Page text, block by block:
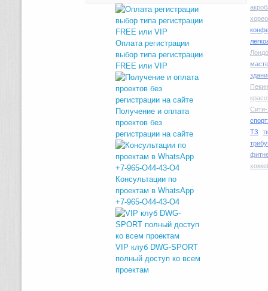
Оплата регистрации
выбор типа регистрации
FREE или VIP
Получение и оплата
проектов без
регистрации на сайте
Консультации по
проектам в WhatsApp
+7-965-O44-43-O4
VIP клуб DWG-SPORT
полный доступ ко всем
проектам
ТЗ